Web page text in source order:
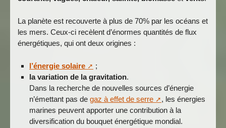
La planète est recouverte à plus de 70% par les océans et
les mers. Ceux-ci recèlent d’énormes quantités de flux
énergétiques, qui ont deux origines :
l’énergie solaire
;
la variation de la gravitation.
Dans la recherche de nouvelles sources d’énergie
n’émettant pas de gaz à effet de serre
, les énergies
marines peuvent apporter une contribution à la
diversification du bouquet énergétique mondial.